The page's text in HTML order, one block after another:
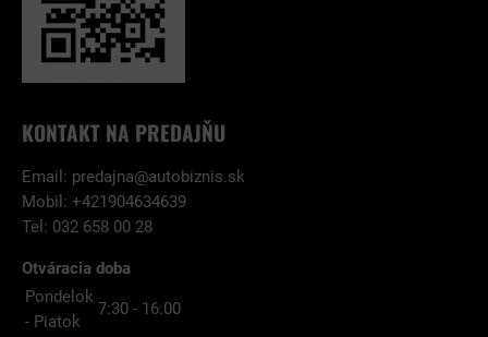
KONTAKT NA PREDAJŇU
Email: predajna@autobiznis.sk
Mobil: +421904634639
Tel: 032 658 00 28
Otváracia doba
Pondelok
- Piatok
7:30 - 16:00